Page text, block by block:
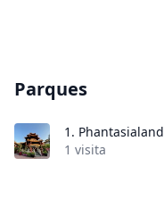
Parques
1. Phantasialand
1 visita